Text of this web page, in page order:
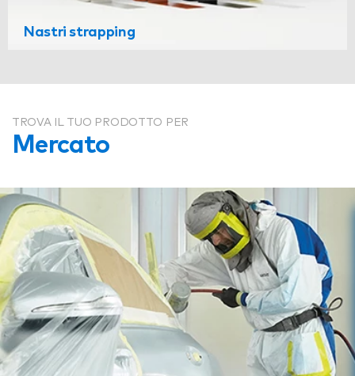
Nastri strapping
TROVA IL TUO PRODOTTO PER
Mercato